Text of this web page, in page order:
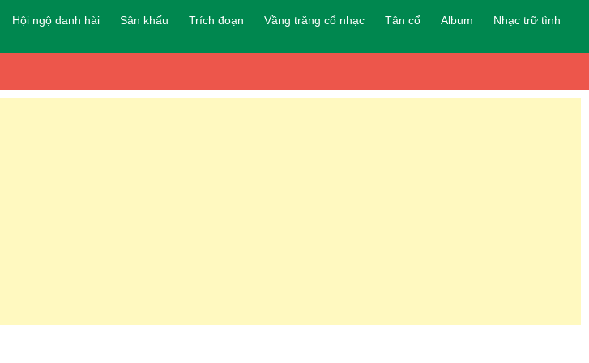
Hội ngộ danh hài Sân khấu Trích đoạn Vầng trăng cổ nhạc Tân cổ Album Nhạc trữ tình